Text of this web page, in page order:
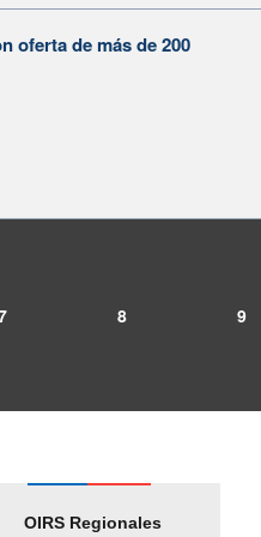
oferta de más de 200
8 9
OIRS Regionales